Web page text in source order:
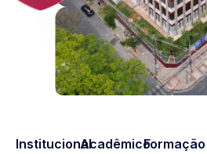
InstitucionalAcadêmicoFormação